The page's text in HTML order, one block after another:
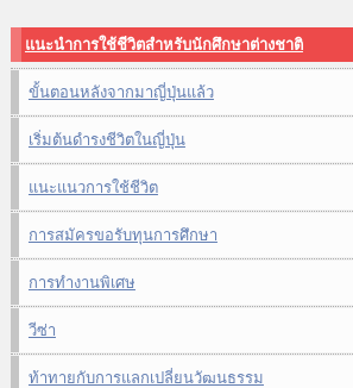
แนะนำการใช้ชีวิตสำหรับนักศึกษาต่างชาติ
ขั้นตอนหลังจากมาญี่ปุ่นแล้ว
เริ่มต้นดำรงชีวิตในญี่ปุ่น
แนะแนวการใช้ชีวิต
การสมัครขอรับทุนการศึกษา
การทำงานพิเศษ
วีซ่า
ท้าทายกับการแลกเปลี่ยนวัฒนธรรม